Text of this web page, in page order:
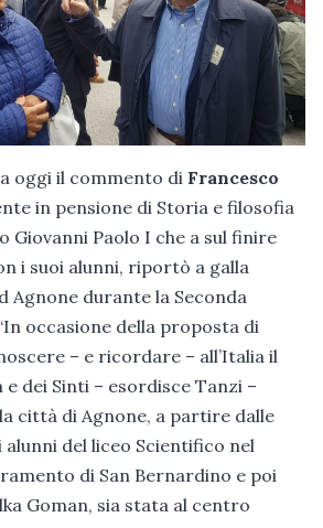
oggi il commento di Francesco
in pensione di Storia e filosofia
Giovanni Paolo I che a sul finire
i suoi alunni, riportò a galla
Agnone durante la Seconda
occasione della proposta di
– e ricordare – all’Italia il
e dei Sinti – esordisce Tanzi –
città di Agnone, a partire dalle
del liceo Scientifico nel
di San Bernardino e poi
Goman, sia stata al centro